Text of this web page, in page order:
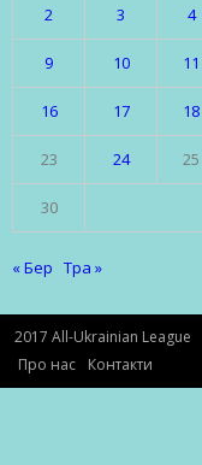
2 3 4
9 10 11
16 17 18
23 24 25
30
« Бер Тра »
2017 All-Ukrainian League
Про нас
Контакти